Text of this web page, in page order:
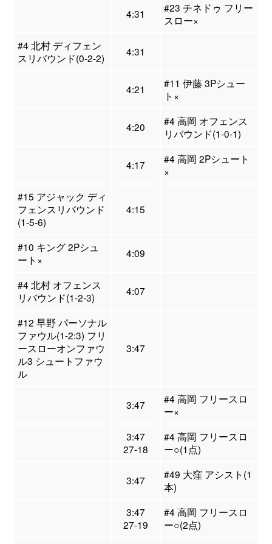
4:31
#23 チネドゥ フリー
スロー×
#4 北村 ディフェン
スリバウンド(0-2-2)
4:31
4:21
#11 伊藤 3Pシュー
ト×
4:20
#4 高岡 オフェンス
リバウンド(1-0-1)
4:17
#4 高岡 2Pシュート
×
#15 アジャック ディ
フェンスリバウンド
(1-5-6)
4:15
#10 キング 2Pシュ
ート×
4:09
#4 北村 オフェンス
リバウンド(1-2-3)
4:07
#12 早野 パーソナル
ファウル(1-2:3) フリ
ースローオンファウ
ル3 シュートファウ
ル
3:47
3:47
#4 高岡 フリースロ
ー×
3:47
27-18
#4 高岡 フリースロ
ー○(1点)
3:47
#49 大窪 アシスト(1
本)
3:47
27-19
#4 高岡 フリースロ
ー○(2点)